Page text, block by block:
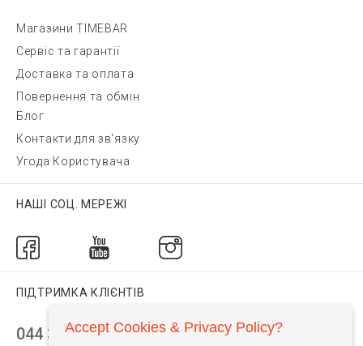
Магазини TIMEBAR
Сервіс та гарантії
Доставка та оплата
Повернення та обмін
Блог
Контакти для зв'язку
Угода Користувача
НАШІ СОЦ. МЕРЕЖІ
ПІДТРИМКА КЛІЄНТІВ
044 392 44 45
Accept Cookies & Privacy Policy?